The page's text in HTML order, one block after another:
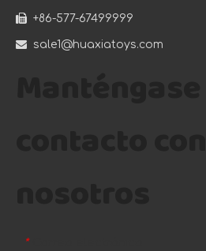
 +86-577-67499999
 sale1@huaxiatoys.com
*